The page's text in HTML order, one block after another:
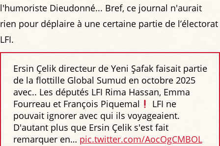
l'humoriste Dieudonné... Bref, ce journal n'aurait
rien pour déplaire à une certaine partie de l’électorat
LFI.
Ersin Çelik directeur de Yeni Şafak faisait partie
de la flottille Global Sumud en octobre 2025
avec.. Les députés LFI Rima Hassan, Emma
Fourreau et François Piquemal
LFI ne
pouvait ignorer avec qui ils voyageaient.
D'autant plus que Ersin Çelik s'est fait
remarquer en… pic.twitter.com/AocOgCMBOL